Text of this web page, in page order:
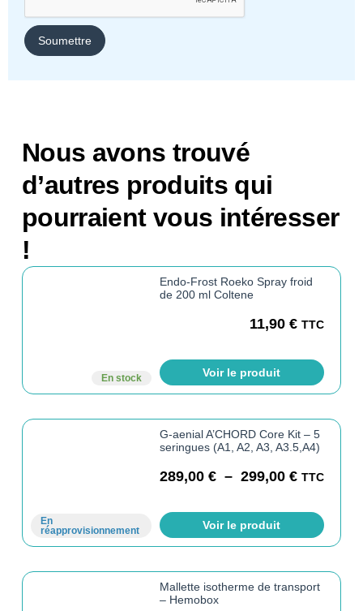
Nous avons trouvé
d’autres produits qui
pourraient vous intéresser
!
En stock
Endo-Frost Roeko Spray froid
de 200 ml Coltene
11,90€ TTC
Voir le produit
En
réapprovisionnement
G-aenial A’CHORD Core Kit – 5
seringues (A1, A2, A3, A3.5,A4)
289,00€ – 299,00€ TTC
Voir le produit
Mallette isotherme de transport
– Hemobox